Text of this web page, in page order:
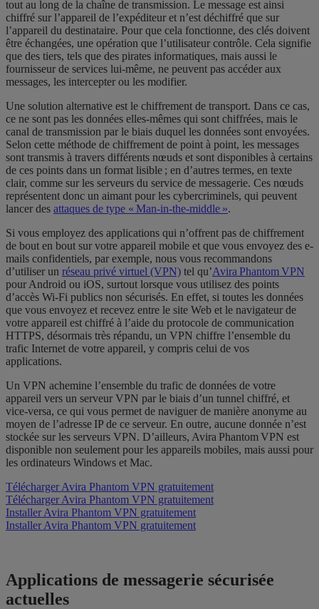
tout au long de la chaîne de transmission. Le message est ainsi
chiffré sur l’appareil de l’expéditeur et n’est déchiffré que sur
l’appareil du destinataire. Pour que cela fonctionne, des clés doivent
être échangées, une opération que l’utilisateur contrôle. Cela signifie
que des tiers, tels que des pirates informatiques, mais aussi le
fournisseur de services lui-même, ne peuvent pas accéder aux
messages, les intercepter ou les modifier.
Une solution alternative est le chiffrement de transport. Dans ce cas,
ce ne sont pas les données elles-mêmes qui sont chiffrées, mais le
canal de transmission par le biais duquel les données sont envoyées.
Selon cette méthode de chiffrement de point à point, les messages
sont transmis à travers différents nœuds et sont disponibles à certains
de ces points dans un format lisible ; en d’autres termes, en texte
clair, comme sur les serveurs du service de messagerie. Ces nœuds
représentent donc un aimant pour les cybercriminels, qui peuvent
lancer des attaques de type « Man-in-the-middle ».
Si vous employez des applications qui n’offrent pas de chiffrement
de bout en bout sur votre appareil mobile et que vous envoyez des e-
mails confidentiels, par exemple, nous vous recommandons
d’utiliser un réseau privé virtuel (VPN) tel qu’Avira Phantom VPN
pour Android ou iOS, surtout lorsque vous utilisez des points
d’accès Wi-Fi publics non sécurisés. En effet, si toutes les données
que vous envoyez et recevez entre le site Web et le navigateur de
votre appareil est chiffré à l’aide du protocole de communication
HTTPS, désormais très répandu, un VPN chiffre l’ensemble du
trafic Internet de votre appareil, y compris celui de vos
applications.
Un VPN achemine l’ensemble du trafic de données de votre
appareil vers un serveur VPN par le biais d’un tunnel chiffré, et
vice-versa, ce qui vous permet de naviguer de manière anonyme au
moyen de l’adresse IP de ce serveur. En outre, aucune donnée n’est
stockée sur les serveurs VPN. D’ailleurs, Avira Phantom VPN est
disponible non seulement pour les appareils mobiles, mais aussi pour
les ordinateurs Windows et Mac.
Télécharger Avira Phantom VPN gratuitement
Télécharger Avira Phantom VPN gratuitement
Installer Avira Phantom VPN gratuitement
Installer Avira Phantom VPN gratuitement
Applications de messagerie sécurisée
actuelles